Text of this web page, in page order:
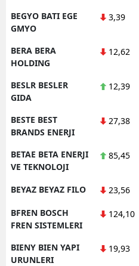
BEGYO BATI EGE
GMYO
3,39
BERA BERA
HOLDING
12,62
BESLR BESLER
GIDA
12,39
BESTE BEST
BRANDS ENERJI
27,38
BETAE BETA ENERJI
VE TEKNOLOJI
85,45
BEYAZ BEYAZ FILO 23,56
BFREN BOSCH
FREN SISTEMLERI
124,10
BIENY BIEN YAPI
URUNLERI
19,93